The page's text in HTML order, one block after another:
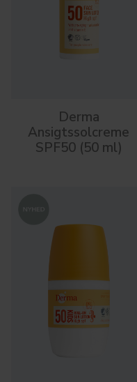
Derma
Ansigtssolcreme
SPF50 (50 ml)